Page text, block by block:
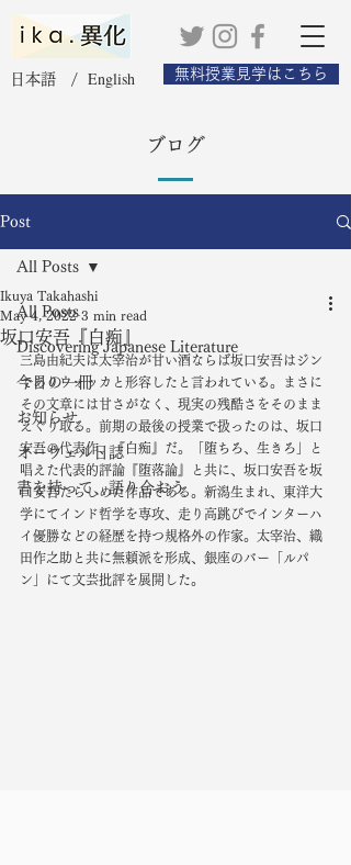
日本語 / English 無料授業見学はこちら
ブログ
Post
All Posts
Discovering Japanese Literature
今日の一冊
お知らせ
オーウェル日誌
書を持って、語り合おう
All Posts
坂口安吾『白痴』
Ikuya Takahashi
May 4, 2022 3 min read
三島由紀夫は太宰治が甘い酒ならば坂口安吾はジン
でありウォッカと形容したと言われている。まさに
その文章には甘さがなく、現実の残酷さをそのまま
えぐり取る。前期の最後の授業で扱ったのは、坂口
安吾の代表作、『白痴』だ。「堕ちろ、生きろ」と
唱えた代表的評論『堕落論』と共に、坂口安吾を坂
口安吾たらしめた作品である。新潟生まれ、東洋大
学にてインド哲学を専攻、走り高跳びでインターハ
イ優勝などの経歴を持つ規格外の作家。太宰治、織
田作之助と共に無頼派を形成、銀座のバー「ルパ
ン」にて文芸批評を展開した。